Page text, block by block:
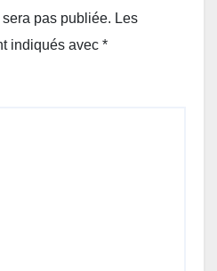
pas publiée. Les
indiqués avec *